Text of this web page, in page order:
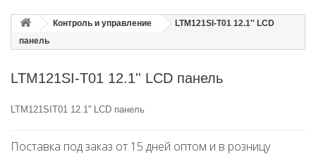
Контроль и управление
LTM121SI-T01 12.1'' LCD
панель
LTM121SI-T01 12.1'' LCD панель
LTM121SIT01 12.1'' LCD панель
Поставка под заказ от 15 дней оптом и в розницу